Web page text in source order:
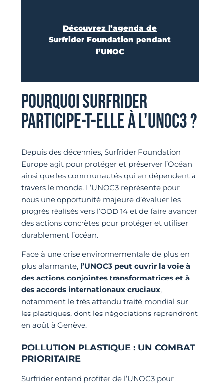
Découvrez l’agenda de
Surfrider Foundation pendant
l’UNOC
POURQUOI SURFRIDER
PARTICIPE-T-ELLE À L'UNOC3 ?
Depuis des décennies, Surfrider Foundation
Europe agit pour protéger et préserver l’Océan
ainsi que les communautés qui en dépendent à
travers le monde. L’UNOC3 représente pour
nous une opportunité majeure d’évaluer les
progrès réalisés vers l’ODD 14 et de faire avancer
des actions concrètes pour protéger et utiliser
durablement l’océan.
Face à une crise environnementale de plus en
plus alarmante, l’UNOC3 peut ouvrir la voie à
des actions conjointes transformatrices et à
des accords internationaux cruciaux,
notamment le très attendu traité mondial sur
les plastiques, dont les négociations reprendront
en août à Genève.
POLLUTION PLASTIQUE : UN COMBAT
PRIORITAIRE
Surfrider entend profiter de l’UNOC3 pour